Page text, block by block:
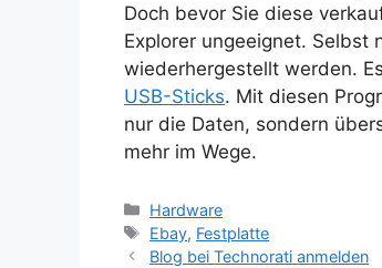
Doch bevor Sie diese
Explorer ungeeignet. Selbst
wiederhergestellt werden.
USB-Sticks. Mit diesen
nur die Daten, sondern
mehr im Wege.
Kategorien
Hardware
Schlagwörter
Ebay, Festplatte
Blog bei Technorati anmelden